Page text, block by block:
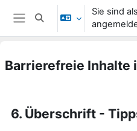
Zum Hauptinhalt
Website-Übersicht
Sucheingabe
Sie sind
Barrierefreie Inhalte
6. Überschrift -